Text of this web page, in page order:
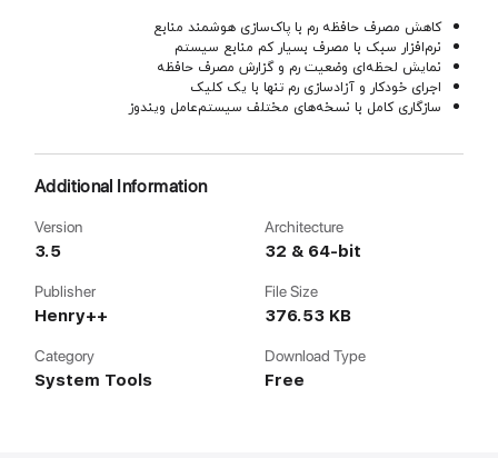
کاهش مصرف حافظه رم با پاک‌سازی هوشمند منابع
نرم‌افزار سبک با مصرف بسیار کم منابع سیستم
نمایش لحظه‌ای وضعیت رم و گزارش مصرف حافظه
اجرای خودکار و آزادسازی رم تنها با یک کلیک
سازگاری کامل با نسخه‌های مختلف سیستم‌عامل ویندوز
Additional Information
Version
3.5
Architecture
32 & 64-bit
Publisher
Henry++
File Size
376.53 KB
Category
System Tools
Download Type
Free